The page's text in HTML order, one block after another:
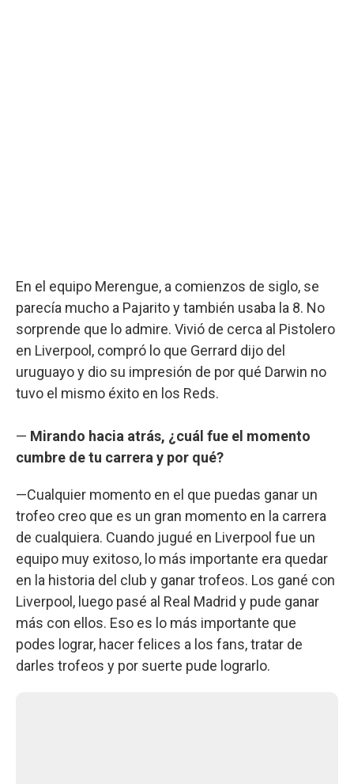
En el equipo Merengue, a comienzos de siglo, se
parecía mucho a Pajarito y también usaba la 8. No
sorprende que lo admire. Vivió de cerca al Pistolero
en Liverpool, compró lo que Gerrard dijo del
uruguayo y dio su impresión de por qué Darwin no
tuvo el mismo éxito en los Reds.
— Mirando hacia atrás, ¿cuál fue el momento
cumbre de tu carrera y por qué?
—Cualquier momento en el que puedas ganar un
trofeo creo que es un gran momento en la carrera
de cualquiera. Cuando jugué en Liverpool fue un
equipo muy exitoso, lo más importante era quedar
en la historia del club y ganar trofeos. Los gané con
Liverpool, luego pasé al Real Madrid y pude ganar
más con ellos. Eso es lo más importante que
podes lograr, hacer felices a los fans, tratar de
darles trofeos y por suerte pude lograrlo.